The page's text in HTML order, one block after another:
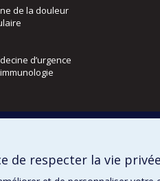
de la douleur
d’urgence
de respecter la vie privée